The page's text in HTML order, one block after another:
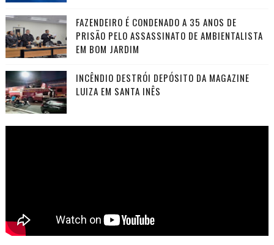
FAZENDEIRO É CONDENADO A 35 ANOS DE
PRISÃO PELO ASSASSINATO DE AMBIENTALISTA
EM BOM JARDIM
INCÊNDIO DESTRÓI DEPÓSITO DA MAGAZINE
LUIZA EM SANTA INÊS